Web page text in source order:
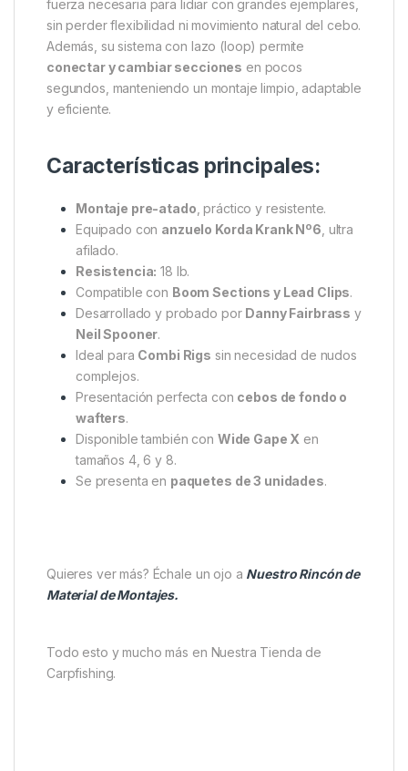
fuerza necesaria para lidiar con grandes ejemplares,
sin perder flexibilidad ni movimiento natural del cebo.
Además, su sistema con lazo (loop) permite
conectar y cambiar secciones en pocos
segundos, manteniendo un montaje limpio, adaptable
y eficiente.
Características principales:
Montaje pre-atado , práctico y resistente.
Equipado con anzuelo Korda Krank Nº6 , ultra
afilado.
Resistencia: 18 lb.
Compatible con Boom Sections y Lead Clips.
Desarrollado y probado por Danny Fairbrass y
Neil Spooner.
Ideal para Combi Rigs sin necesidad de nudos
complejos.
Presentación perfecta con cebos de fondo o
wafters.
Disponible también con Wide Gape X en
tamaños 4, 6 y 8.
Se presenta en paquetes de 3 unidades.
Quieres ver más? Échale un ojo a NuestroRincón de
Material de Montajes.
Todo esto y mucho más en Nuestra Tienda de
Carpfishing.